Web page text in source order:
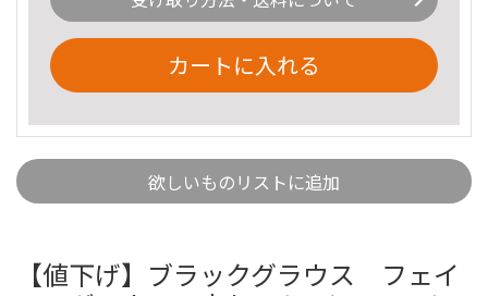
カートに入れる
欲しいものリストに追加
【値下げ】ブラックグラウス フェイ